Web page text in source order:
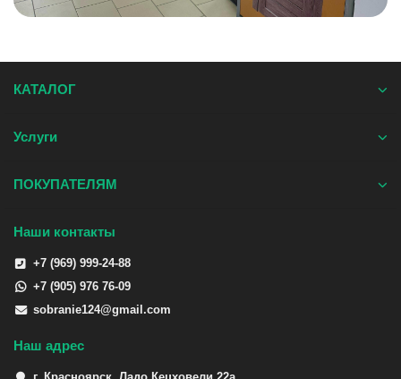
КАТАЛОГ
Услуги
ПОКУПАТЕЛЯМ
Наши контакты
+7 (969) 999-24-88
+7 (905) 976 76-09
sobranie124@gmail.com
Наш адрес